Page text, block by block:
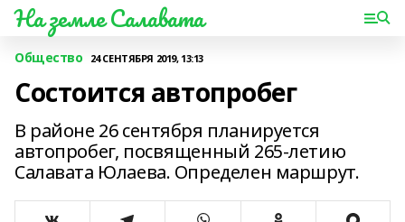
На земле Салавата
Общество 24 СЕНТЯБРЯ 2019, 13:13
Состоится автопробег
В районе 26 сентября планируется
автопробег, посвященный 265-летию
Салавата Юлаева. Определен маршрут.